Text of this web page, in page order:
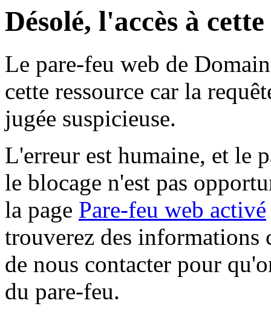
Désolé, l'accès à
Le pare-feu web de
cette ressource car la
jugée suspicieuse.
L'erreur est humaine, et le
le blocage n'est pas
la page Pare-feu web activé
trouverez des informations
de nous contacter pour
du pare-feu.